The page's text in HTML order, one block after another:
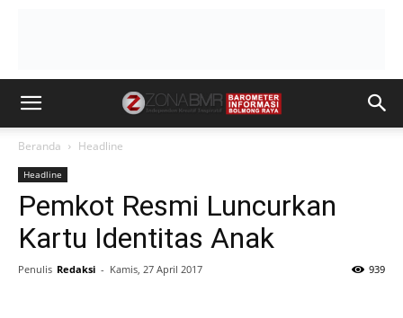
Beranda Headline
Headline
Pemkot Resmi Luncurkan
Kartu Identitas Anak
Penulis Redaksi - Kamis, 27 April 2017 939